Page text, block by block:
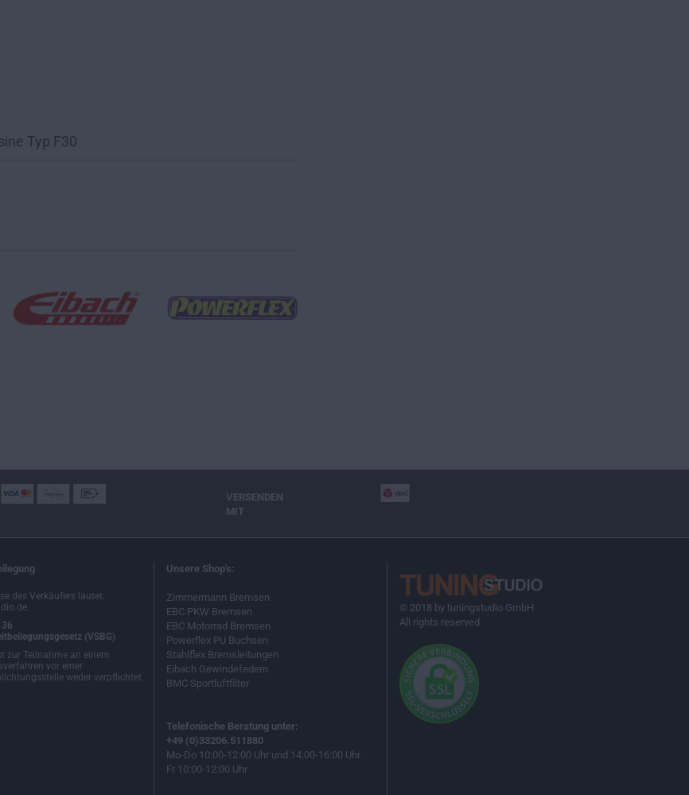
Typ F30
VERSENDEN
MIT
des Verkäufers lautet:
(VSBG)
zur Teilnahme an einem
vor einer
weder verpflichtet
Unsere Shop's:
Zimmermann Bremsen
EBC PKW Bremsen
EBC Motorrad Bremsen
Powerflex PU Buchsen
Stahlflex Bremsleitungen
Eibach Gewindefedern
BMC Sportluftfilter
Telefonische Beratung unter:
+49 (0)33206.511880
Mo-Do 10:00-12:00 Uhr und 14:00-16:00 Uhr
Fr 10:00-12:00 Uhr
© 2018 by tuningstudio GmbH
All rights reserved